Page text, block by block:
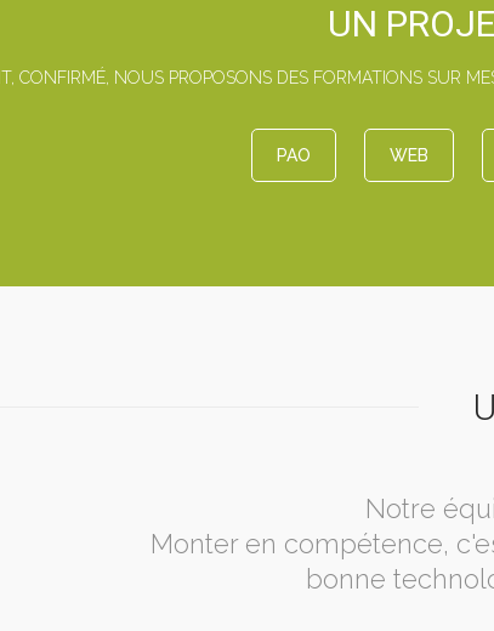
UN
CONFIRMÉ, NOUS PROPOSONS DES FORMATIONS SUR
PAO WEB
Notre
Monter en compétence,
bonne